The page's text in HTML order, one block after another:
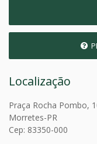
Localização
Praça Rocha Pombo,
Morretes-PR
Cep: 83350-000